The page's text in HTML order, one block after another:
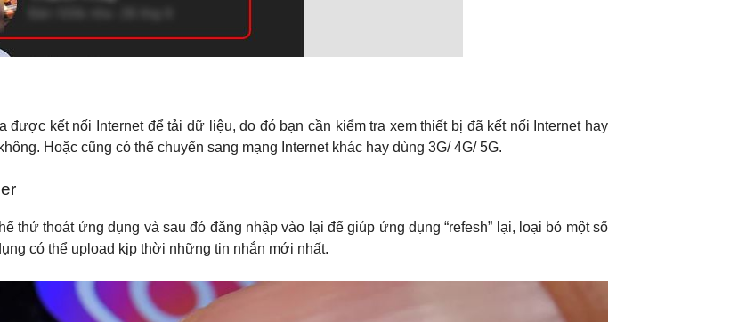
được kết nối Internet để tải dữ liệu, do đó bạn cần kiểm tra xem thiết bị đã kết nối Internet hay
Hoặc cũng có thể chuyển sang mạng Internet khác hay dùng 3G/ 4G/ 5G.
thử thoát ứng dụng và sau đó đăng nhập vào lại để giúp ứng dụng “refesh” lại, loại bỏ một số
có thể upload kịp thời những tin nhắn mới nhất.